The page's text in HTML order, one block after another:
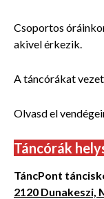
Csoportos
akivel érkezik.
A táncórákat
Olvasd el
Táncórák
TáncPont
2120 Dunakeszi,